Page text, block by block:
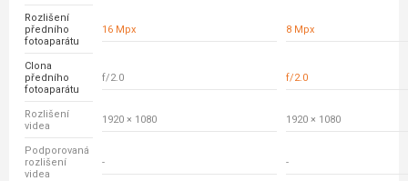
Rozlišení
předního
fotoaparátu
16 Mpx 8 Mpx
Clona
předního
fotoaparátu
f/2.0 f/2.0
Rozlišení
videa
1920 × 1080 1920 × 1080
Podporovaná
rozlišení
videa
- -